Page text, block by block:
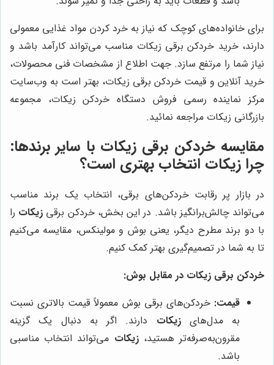
برای خانواده‌های کوچک که نیاز به خرد کردن مواد غذایی معمولی
دارند، خرید خردکن برقی زیکات مناسب می‌تواند کارآمد باشد و
نیاز شما را مرتفع سازد. جهت اطلاع از مشخصات فنی محصولات،
خرید آنلاین و قیمت خردکن برقی زیکات، بهتر است به وب‌سایت
مرکز نماینده رسمی فروش دستگاه خردکن زیکات، مجموعه
بازرگانی زیکات مراجعه نمائید.
مقایسه خردکن برقی زیکات با سایر برندها:
چرا زیکات انتخاب بهتری است؟
در بازار پر رقابت خردکن‌های برقی، انتخاب یک برند مناسب
می‌تواند چالش‌برانگیز باشد. در این بخش، خردکن برقی زیکات را
با دو برند مطرح دیگر، یعنی بوش و مولینکس، مقایسه می‌کنیم
تا به شما در تصمیم‌گیری بهتر کمک کنیم.
خردکن برقی زیکات در مقابل بوش:
قیمت: خردکن‌های برقی بوش معمولاً قیمت بالاتری نسبت
به مدل‌هایزیکات دارند. اگر به دنبال یک گزینه
مقرون‌به‌صرفه‌تر هستید،زیکات می‌تواند انتخاب مناسبی
باشد.